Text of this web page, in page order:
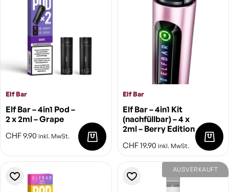
Elf Bar
Elf Bar – 4in1 Pod –
2 x 2ml – Grape
CHF9.90 inkl. MwSt.
Elf Bar
Elf Bar – 4in1 Kit
(nachfüllbar) – 4 x
2ml – Berry Edition
CHF19.90 inkl. MwSt.
AUSVERKAUFT